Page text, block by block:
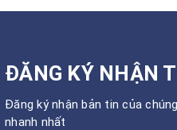
ĐĂNG KÝ NHẬN
Đăng ký nhận bản tin của
nhanh nhất